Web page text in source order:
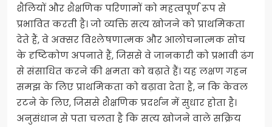
शैलियों और शैक्षणिक परिणामों को महत्वपूर्ण रूप से
प्रभावित करती है। जो व्यक्ति सत्य खोजने को प्राथमिकता
देते हैं, वे अक्सर विश्लेषणात्मक और आलोचनात्मक सोच
के दृष्टिकोण अपनाते हैं, जिससे वे जानकारी को प्रभावी ढंग
से संसाधित करने की क्षमता को बढ़ाते हैं। यह लक्षण गहन
समझ के लिए प्राथमिकता को बढ़ावा देता है, न कि केवल
रटने के लिए, जिससे शैक्षणिक प्रदर्शन में सुधार होता है।
अनुसंधान से पता चलता है कि सत्य खोजने वाले सक्रिय